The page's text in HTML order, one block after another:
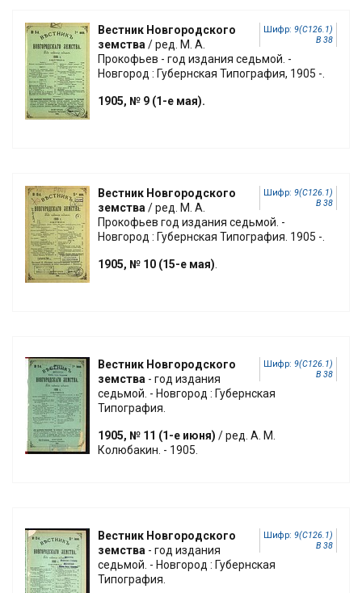
Шифр: 9(С126.1)
В 38
Вестник Новгородского
земства/ ред. М. А.
Прокофьев - год издания седьмой. -
Новгород : Губернская Типография, 1905 -.
1905, № 9 (1-е мая).
Шифр: 9(С126.1)
В 38
Вестник Новгородского
земства/ ред. М. А.
Прокофьев год издания седьмой. -
Новгород : Губернская Типография. 1905 -.
1905, № 10 (15-е мая).
Шифр: 9(С126.1)
В 38
Вестник Новгородского
земства - год издания
седьмой. - Новгород : Губернская
Типография.
1905, № 11 (1-е июня) / ред. А. М.
Колюбакин. - 1905.
Шифр: 9(С126.1)
В 38
Вестник Новгородского
земства - год издания
седьмой. - Новгород : Губернская
Типография.